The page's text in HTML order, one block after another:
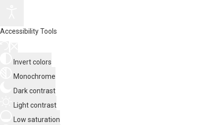
Accessibility Tools
Invert colors
Monochrome
Dark contrast
Light contrast
Low saturation